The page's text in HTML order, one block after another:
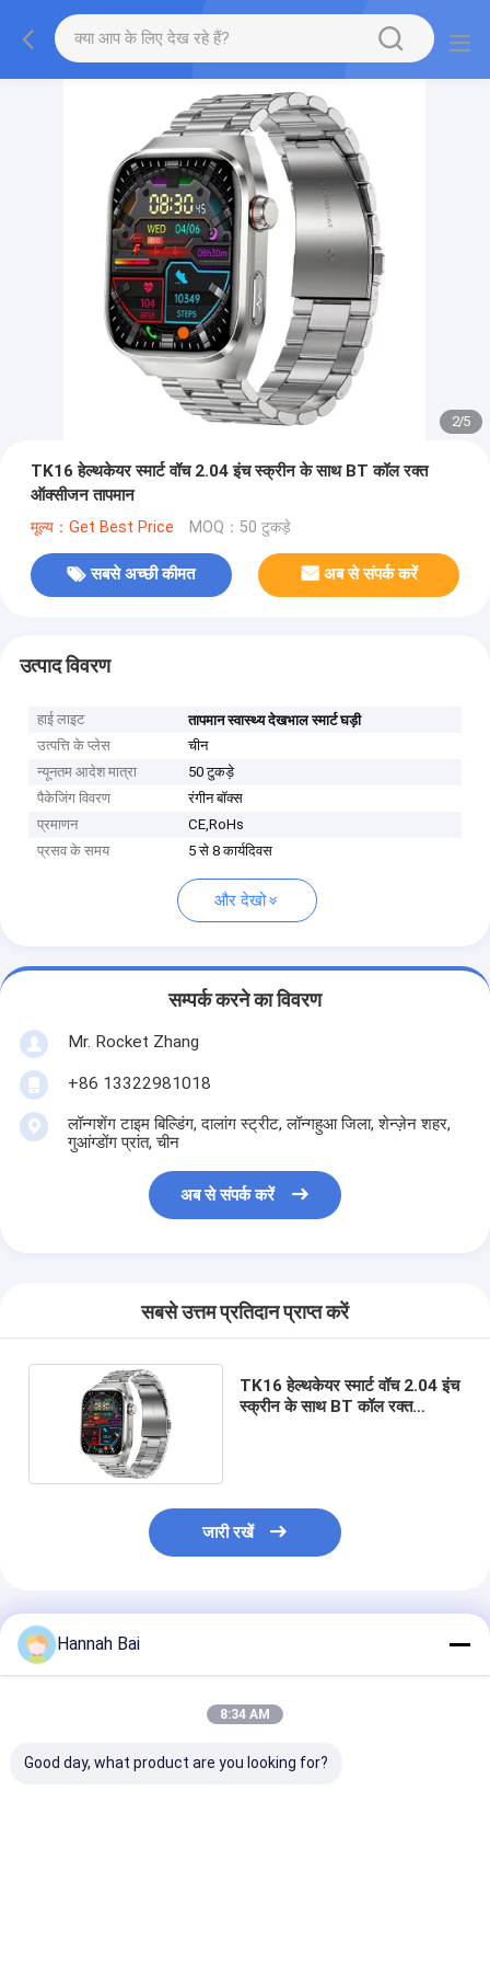
2/5
TK16 हेल्थकेयर स्मार्ट वॉच 2.04 इंच स्क्रीन के साथ BT कॉल रक्त
ऑक्सीजन तापमान
मूल्य：Get Best Price MOQ：50 टुकड़े
सबसे अच्छी कीमत अब से संपर्क करें
उत्पाद विवरण
हाई लाइट
तापमान स्वास्थ्य देखभाल स्मार्ट घड़ी
उत्पत्ति के प्लेस
चीन
न्यूनतम आदेश मात्रा
50 टुकड़े
पैकेजिंग विवरण
रंगीन बॉक्स
प्रमाणन
CE,RoHs
प्रसव के समय
5 से 8 कार्यदिवस
और देखो
सम्पर्क करने का विवरण
Mr. Rocket Zhang
+86 13322981018
लॉन्गशेंग टाइम बिल्डिंग, दालांग स्ट्रीट, लॉन्गहुआ जिला, शेन्ज़ेन शहर,
गुआंग्डोंग प्रांत, चीन
अब से संपर्क करें
सबसे उत्तम प्रतिदान प्राप्त करें
TK16 हेल्थकेयर स्मार्ट वॉच 2.04 इंच
स्क्रीन के साथ BT कॉल रक्त
जारी रखें
अनुशंसित उत्पाद
Hannah Bai
8:34 AM
Good day, what product are you looking for?